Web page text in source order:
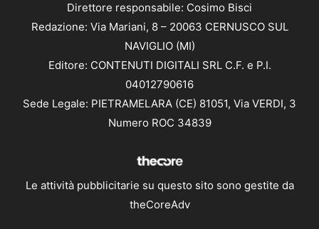
Direttore responsabile: Cosimo Bisci
Redazione: Via Mariani, 8 – 20063 CERNUSCO SUL
NAVIGLIO (MI)
Editore: CONTENUTI DIGITALI SRL C.F. e P.I.
04012790616
Sede Legale: PIETRAMELARA (CE) 81051, Via VERDI, 3
Numero ROC 34839
Le attività pubblicitarie su questo sito sono gestite da
theCoreAdv